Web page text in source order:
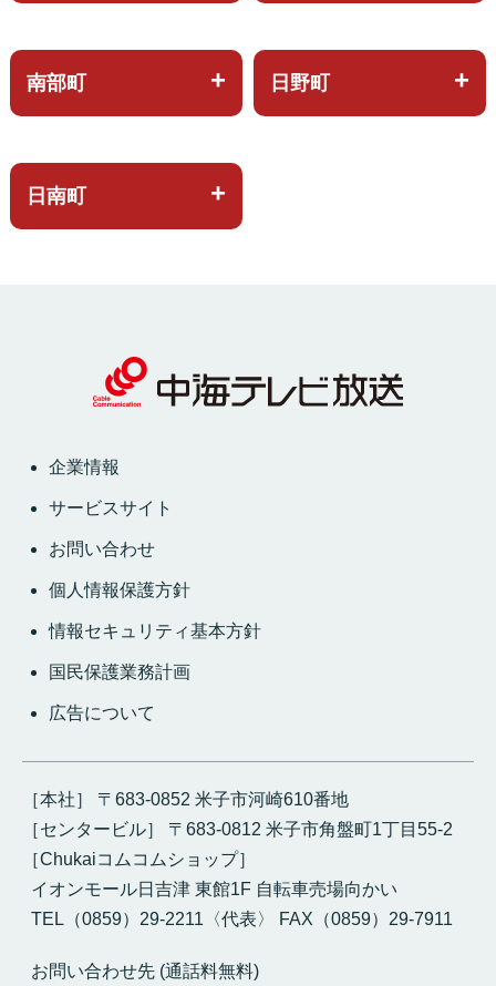
南部町 日野町
日南町
企業情報
サービスサイト
お問い合わせ
個人情報保護方針
情報セキュリティ基本方針
国民保護業務計画
広告について
［本社］ 〒683-0852 米子市河崎610番地
［センタービル］ 〒683-0812 米子市角盤町1丁目55-2
［Chukaiコムコムショップ］
イオンモール日吉津 東館1F 自転車売場向かい
TEL（0859）29-2211〈代表〉 FAX（0859）29-7911
お問い合わせ先 (通話料無料)